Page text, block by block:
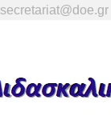
secretariat@doe.gr